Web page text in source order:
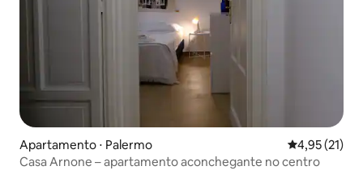
Apartamento ⋅ Palermo 4,95 de uma
4,95 (21)
Casa Arnone – apartamento aconchegante no centro